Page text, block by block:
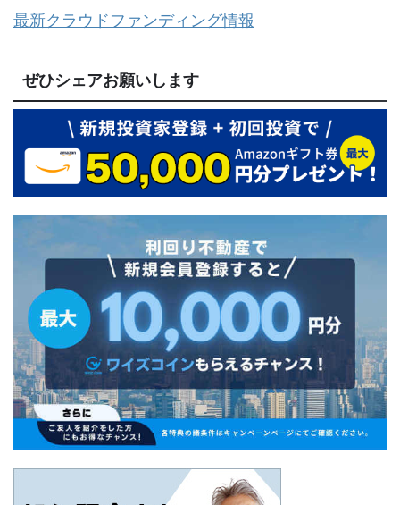
最新クラウドファンディング情報
ぜひシェアお願いします